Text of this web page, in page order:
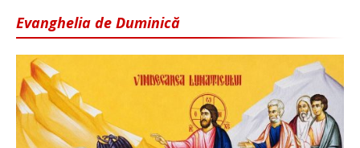
Evanghelia de Duminică